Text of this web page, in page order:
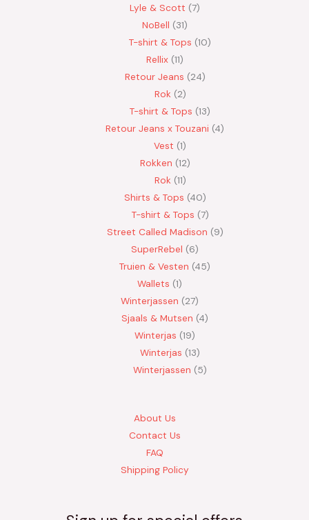
Lyle & Scott 7
NoBell
31
T-shirt & Tops 10
Rellix 11
Retour Jeans 24
Rok 2
T-shirt & Tops 13
Retour Jeans x Touzani 4
Vest 1
Rokken 12
Rok 11
Shirts & Tops 40
T-shirt & Tops 7
Street Called Madison 9
SuperRebel
6
Truien & Vesten 45
Wallets 1
Winterjassen
27
Sjaals & Mutsen 4
Winterjas 19
Winterjas 13
Winterjassen
5
About Us
Contact Us
FAQ
Shipping Policy